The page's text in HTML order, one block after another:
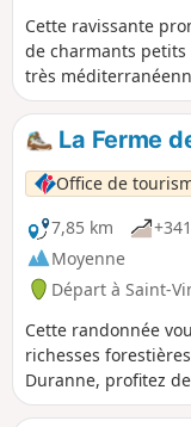
Cette ravissante
de charmants
très
La Ferme
Office de
7,85 km
Moyenne
Départ à Saint-
Cette randonnée
richesses
Duranne, profitez
petite pause.